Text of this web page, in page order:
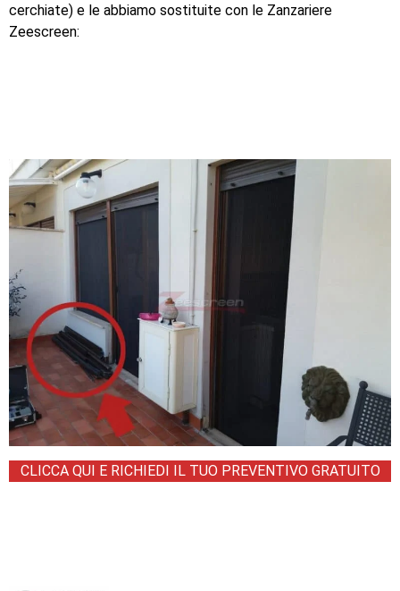
cerchiate) e le abbiamo sostituite con le Zanzariere
Zeescreen:
CLICCA QUI E RICHIEDI IL TUO PREVENTIVO GRATUITO